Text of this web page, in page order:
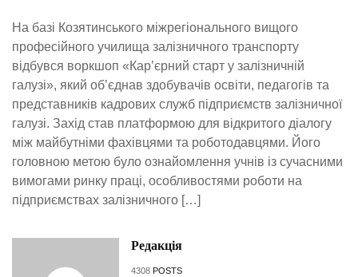
На базі Козятинського міжрегіонального вищого
професійного училища залізничного транспорту
відбувся воркшоп «Кар’єрний старт у залізничній
галузі», який об’єднав здобувачів освіти, педагогів та
представників кадрових служб підприємств залізничної
галузі. Захід став платформою для відкритого діалогу
між майбутніми фахівцями та роботодавцями. Його
головною метою було ознайомлення учнів із сучасними
вимогами ринку праці, особливостями роботи на
підприємствах залізничного […]
Редакція
4308 POSTS